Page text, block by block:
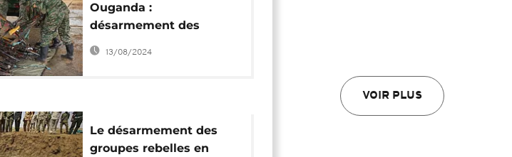
VOIR PLUS
Ouganda :
désarmement des
voleurs de bétail
13/08/2024
Le désarmement des
groupes rebelles en